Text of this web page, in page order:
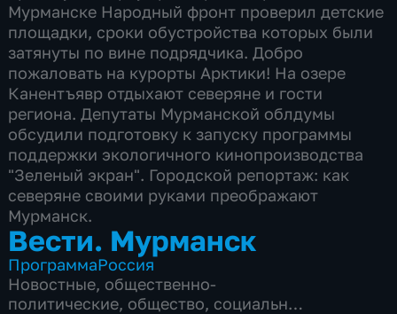
Мурманске Народный фронт проверил детские
площадки, сроки обустройства которых были
затянуты по вине подрядчика. Добро
пожаловать на курорты Арктики! На озере
Канентъявр отдыхают северяне и гости
региона. Депутаты Мурманской облдумы
обсудили подготовку к запуску программы
поддержки экологичного кинопроизводства
"Зеленый экран". Городской репортаж: как
северяне своими руками преображают
Мурманск.
Вести. Мурманск
ПрограммаРоссия
Новостные, общественно-
политические, общество, социально-